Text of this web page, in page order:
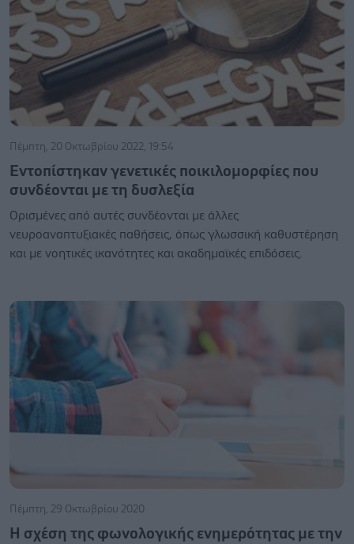
Πέμπτη, 20 Οκτωβρίου 2022, 19:54
Εντοπίστηκαν γενετικές ποικιλομορφίες που
συνδέονται με τη δυσλεξία
Ορισμένες από αυτές συνδέονται με άλλες
νευροαναπτυξιακές παθήσεις, όπως γλωσσική καθυστέρηση
και με νοητικές ικανότητες και ακαδημαϊκές επιδόσεις.
Πέμπτη, 29 Οκτωβρίου 2020
Η σχέση της φωνολογικής ενημερότητας με την